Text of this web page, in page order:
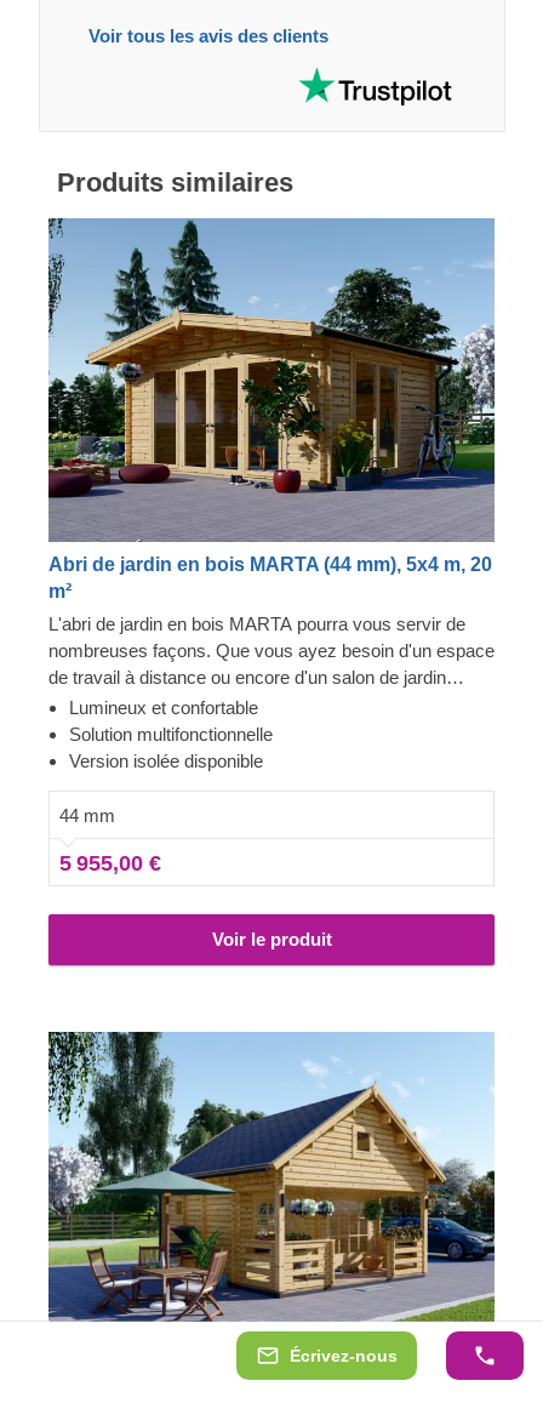
Voir tous les avis des clients
Écrivez-nous
Produits similaires
Abri de jardin en bois MARTA (44 mm), 5x4 m, 20
m²
L'abri de jardin en bois MARTA pourra vous servir de
nombreuses façons. Que vous ayez besoin d'un espace
de travail à distance ou encore d'un salon de jardin
confortable, les possibilités sont presque illimitées. Vous
rêvez d'un abri de style classique pour votre jardin ?
Alors ne cherchez pas plus loin, ce modèle a tout ce
élégante pour se prélasser à l'ombre à l'extérieur et de
nombreuses grandes fenêtres, assurant un espace
intérieur parfaitement lumineux. Pour votre plus grand
confort, une version isolée de ce modèle est également
disponible.
Lumineux et confortable
Solution multifonctionnelle
Version isolée disponible
44 mm
5 955,00 €
Voir le produit
Chalet en bois à étage avec terrasse ALBI (44